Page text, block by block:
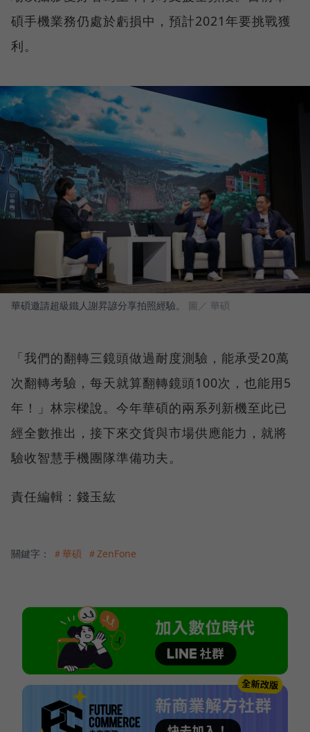
碩手機業務仍處於虧損中，預計2021年要挑戰獲
利。
華碩邀請超級鐵人謝昇諺分享拍照經驗。 圖／ 華碩
「我們的翻轉三鏡頭做過耐度測驗，能承受20萬
次翻轉考驗，每天就算翻轉鏡頭100次，也能用5
年！」林宗樑說。今年華碩的兩系列新機至此已
經全數推出，接下來交貨與市場供應能力，就將
驗收智慧手機團隊準備功夫。
責任編輯：錢玉紘
關鍵字： ＃華碩 ＃ZenFone